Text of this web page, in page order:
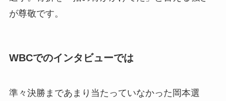
が尊敬です。
WBCでのインタビューでは
準々決勝まであまり当たっていなかった岡本選